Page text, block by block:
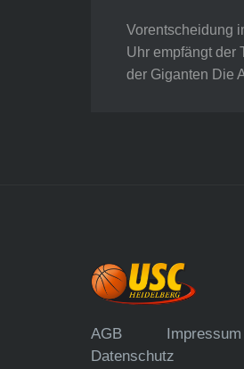
Vorentscheidung
Uhr empfängt der
der Giganten Die
AGB Impressum
Datenschutz